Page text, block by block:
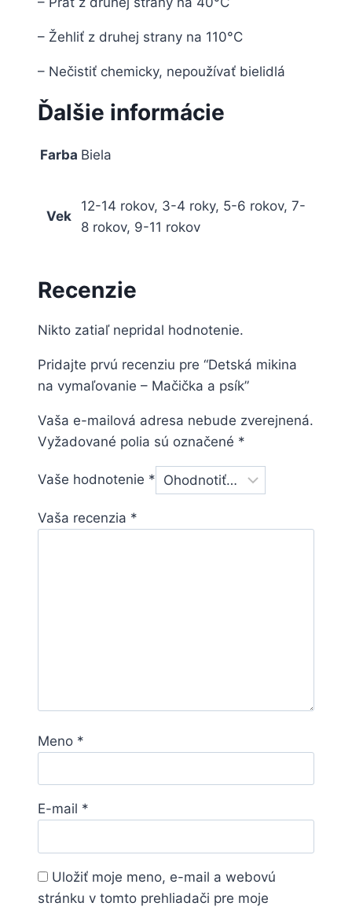
– Žehliť z druhej strany na 110°C
– Nečistiť chemicky, nepoužívať bielidlá
Ďalšie informácie
Farba Biela
Vek
12-14 rokov, 3-4 roky, 5-6 rokov, 7-
8 rokov, 9-11 rokov
Recenzie
Nikto zatiaľ nepridal hodnotenie.
Pridajte prvú recenziu pre “Detská mikina
na vymaľovanie – Mačička a psík”
Vaša e-mailová adresa nebude zverejnená.
Vyžadované polia sú označené *
Vaše hodnotenie *
Vaša recenzia *
Meno *
E-mail *
Uložiť moje meno, e-mail a webovú
stránku v tomto prehliadači pre moje